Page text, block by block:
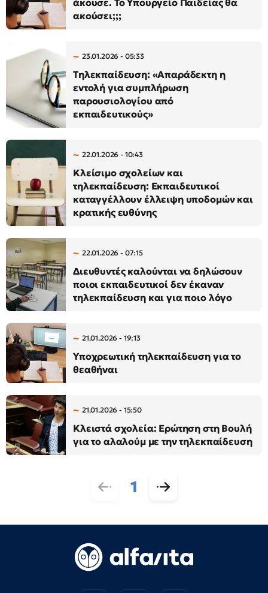
άκουσε. Το Υπουργείο Παιδείας θα
ακούσει;;;
23.01.2026 - 05:33
Τηλεκπαίδευση: «Απαράδεκτη η
εντολή για συμπλήρωση
παρουσιολογίου από
εκπαιδευτικούς»
22.01.2026 - 10:43
Κλείσιμο σχολείων και
τηλεκπαίδευση: Εκπαιδευτικοί
καταγγέλλουν έλλειψη υποδομών και
κρατικής ευθύνης
22.01.2026 - 07:15
Διευθυντές καλούνται να δηλώσουν
ποιοι εκπαιδευτικοί δεν έκαναν
τηλεκπαίδευση και για ποιο λόγο
21.01.2026 - 19:13
Υποχρεωτική τηλεκπαίδευση για το
θεαθήναι
21.01.2026 - 15:50
Κλειστά σχολεία: Ερώτηση στη Βουλή
για το αλαλούμ με την τηλεκπαίδευση
1